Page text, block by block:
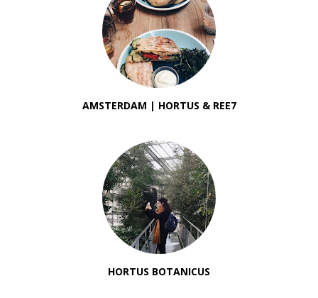
AMSTERDAM | HORTUS & REE7
HORTUS BOTANICUS